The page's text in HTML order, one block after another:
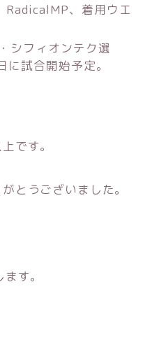
、着用ウエ
シフィオンテク選
試合開始予定。
です。
とうございました。
す。